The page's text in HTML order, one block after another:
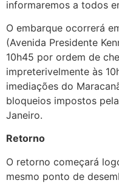
informaremos a todos
O embarque ocorrerá
(Avenida Presidente
10h45 por ordem de
impreterivelmente às
imediações do
bloqueios impostos
Janeiro.
Retorno
O retorno começará
mesmo ponto de